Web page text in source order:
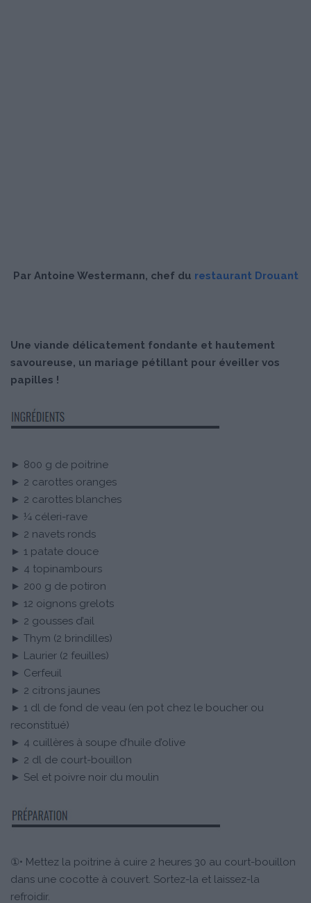
Par Antoine Westermann, chef du restaurant Drouant
Une viande délicatement fondante et hautement
savoureuse, un mariage pétillant pour éveiller vos
papilles !
► 800 g de poitrine
► 2 carottes oranges
► 2 carottes blanches
► ¼ céleri-rave
► 2 navets ronds
► 1 patate douce
► 4 topinambours
► 200 g de potiron
► 12 oignons grelots
► 2 gousses d’ail
► Thym (2 brindilles)
► Laurier (2 feuilles)
► Cerfeuil
► 2 citrons jaunes
► 1 dl de fond de veau (en pot chez le boucher ou
reconstitué)
► 4 cuillères à soupe d’huile d’olive
► 2 dl de court-bouillon
► Sel et poivre noir du moulin
①• Mettez la poitrine à cuire 2 heures 30 au court-bouillon
dans une cocotte à couvert. Sortez-la et laissez-la
refroidir.